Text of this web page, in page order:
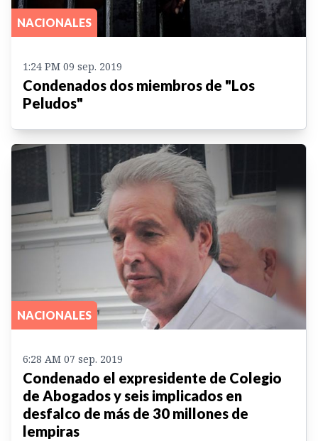
NACIONALES
1:24 PM 09 sep. 2019
Condenados dos miembros de "Los
Peludos"
NACIONALES
6:28 AM 07 sep. 2019
Condenado el expresidente de Colegio
de Abogados y seis implicados en
desfalco de más de 30 millones de
lempiras